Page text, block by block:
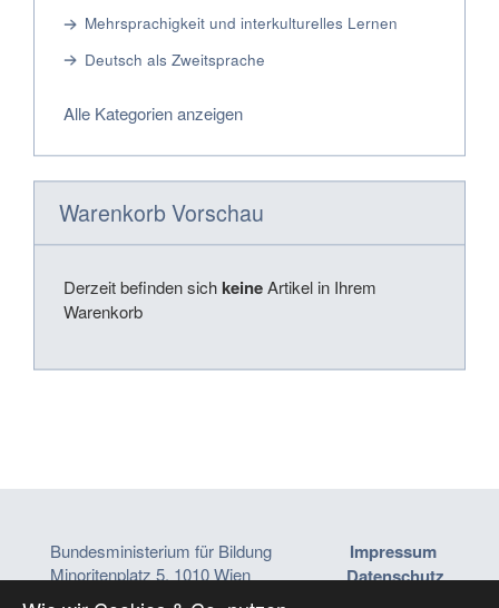
Mehrsprachigkeit und interkulturelles Lernen
Deutsch als Zweitsprache
Alle Kategorien anzeigen
Warenkorb Vorschau
Derzeit befinden sich keineArtikel in Ihrem
Warenkorb
Bundesministerium für Bildung
Minoritenplatz 5, 1010 Wien
Impressum
Datenschutz